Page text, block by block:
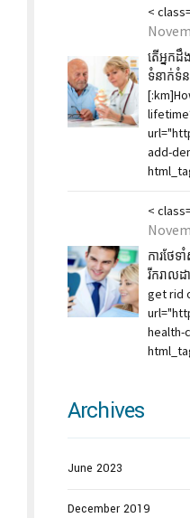
<
តើអ្នកដឹ
ទំនាក់ទំ
add-
<
ការថែ
រីករាល
get rid
health-
Archives
June 2023
December 2019